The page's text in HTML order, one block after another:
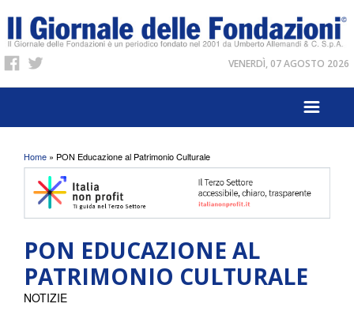
VENERDÌ, 07 AGOSTO 2026
Tu sei qui
Home » PON Educazione al Patrimonio Culturale
PON EDUCAZIONE AL
PATRIMONIO CULTURALE
NOTIZIE